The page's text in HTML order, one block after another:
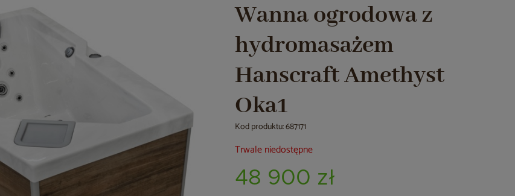
Wanna ogrodowa z
hydromasażem
Hanscraft Amethyst
Oka1
Kod produktu: 687171
Trwale niedostępne
48 900 zł